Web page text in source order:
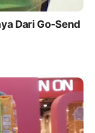
Dari Go-Send